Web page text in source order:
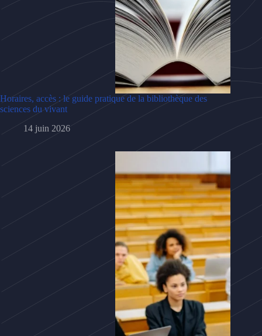
Horaires, accès : le guide pratique de la bibliothèque des
sciences du vivant
14 juin 2026